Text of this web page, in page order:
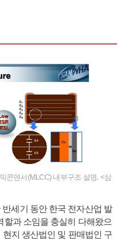
콘덴서(MLCC) 내부구조 설명. <삼
세기 동안 한국 전자산업 발
할과 소임을 충실히 다해왔으
지 생산법인 및 판매법인 구